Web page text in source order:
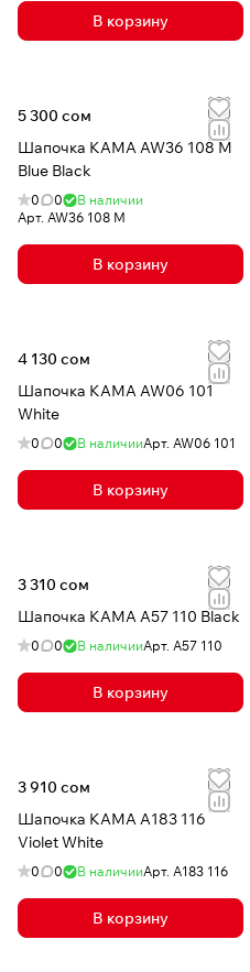
В корзину
5 300 сом
Шапочка КАМА AW36 108 M
Blue Black
0 0
В наличии
Арт. AW36 108 M
В корзину
4 130 сом
Шапочка КАМА AW06 101
White
0 0 В наличииАрт. AW06 101
В корзину
3 310 сом
Шапочка КАМА A57 110 Black
0 0 В наличииАрт. A57 110
В корзину
3 910 сом
Шапочка КАМА A183 116
Violet White
0 0 В наличииАрт. A183 116
В корзину